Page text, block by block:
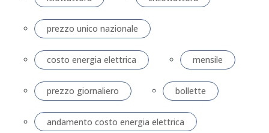
prezzo unico nazionale
costo energia elettrica mensile
prezzo giornaliero bollette
andamento costo energia elettrica